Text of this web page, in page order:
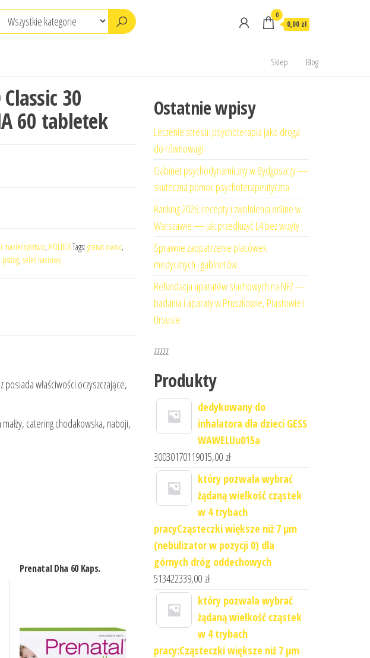
0
0,00 zł
Sklep Blog
30
60 tabletek
i macierzyństwo, HOLBEXTags: granat owoc,
pstrag, seler naciowy
właściwości oczyszczające,
catering chodakowska, naboji,
Prenatal Dha 60 Kaps.
Ostatnie wpisy
Leczenie stresu: psychoterapia jako droga
do równowagi
Gabinet psychodynamiczny w Bydgoszczy —
skuteczna pomoc psychoterapeutyczna
Ranking 2026: recepty i zwolnienia online w
Warszawie — jak przedłużyć L4 bez wizyty
Sprawne zaopatrzenie placówek
medycznych i gabinetów
Refundacja aparatów słuchowych na NFZ —
badania i aparaty w Pruszkowie, Piastowie i
Ursusie
zzzzz
Produkty
dedykowany do
inhalatora dla dzieci GESS
WAWELUu015a
30030170119015,00 zł
który pozwala wybrać
żądaną wielkość cząstek
w 4 trybach
pracyCząsteczki większe niż 7 μm
(nebulizator w pozycji 0) dla
górnych dróg oddechowych
513422339,00 zł
który pozwala wybrać
żądaną wielkość cząstek
w 4 trybach
pracy:Cząsteczki większe niż 7 μm